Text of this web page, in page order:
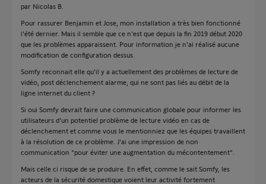
par Nicolas B.
Pour rassurer Benjamin et Jose, mon installation a très bien fonctionné
l'été dernier. Mais il semble que ce n'est que depuis la fin 2019 début 2020
que les problèmes apparaissent. Pour information je n'ai réalisé aucune
modification de configuration dessus.
Somfy reconnait elle qu'il y a actuellement des problèmes de lecture de
vidéo, post déclenchement alarme, qui ne sont pas liés au débit de la
ligne internet du client ?
Si oui Somfy devrait faire une communication globale pour informer les
utilisateurs d'un potentiel problème de lecture vidéo en cas de
déclenchement et comme vous le mentionniez que les équipes travaillent
à la résolution de ce problème. J'ai une impression de non
communication "pour éviter une augmentation du mécontentement".
Mais celle ci risque de se produire. En effet, comme le sait Somfy, les
acteurs de la sécurité domestique voient leur activité fortement